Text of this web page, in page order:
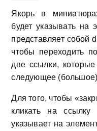
Якорь в
будет указывать на
представляет собой
чтобы переходить
две ссылки,
следующее
Для того, чтобы
кликать на
указывает на